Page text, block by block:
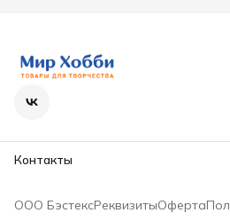
Контакты
Режим работы
ООО БэстексРеквизитыОферта